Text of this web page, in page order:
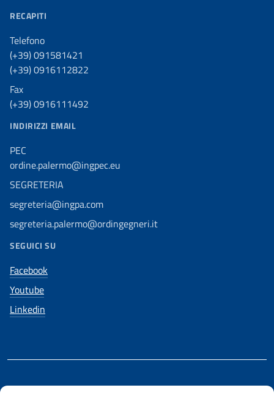
RECAPITI
Telefono
(+39) 091581421
(+39) 0916112822
Fax
(+39) 0916111492
INDIRIZZI EMAIL
PEC
ordine.palermo@ingpec.eu
SEGRETERIA
segreteria@ingpa.com
segreteria.palermo@ordingegneri.it
SEGUICI SU
Facebook
Youtube
Linkedin
REALIZZATO CON LA COLLABORAZIONE DI